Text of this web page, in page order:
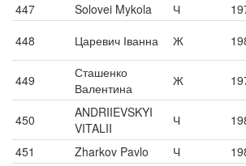
447
Solovei Mykola Ч
448
Царевич Іванна Ж
449
Сташенко
Валентина
Ж
450
ANDRIIEVSKYI
VITALII
Ч
451
Zharkov Pavlo Ч